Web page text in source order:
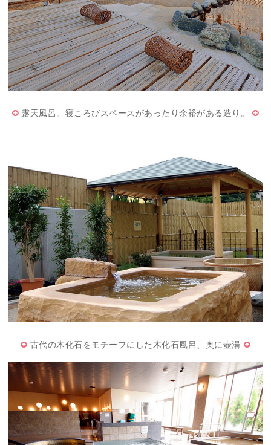
露天風呂。寝ころびスペースがあったり余裕がある造り。
古代の木化石をモチーフにした木化石風呂、奥に壺湯